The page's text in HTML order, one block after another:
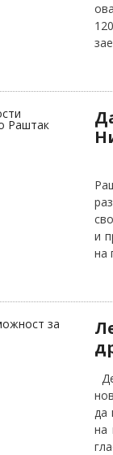
и
на
да
на